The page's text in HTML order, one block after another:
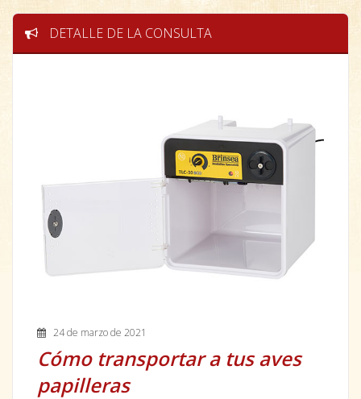
DETALLE DE LA CONSULTA
24 de marzo de 2021
Cómo transportar a tus aves
papilleras